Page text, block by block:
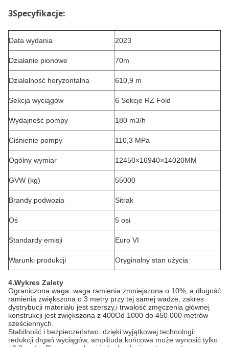
3Specyfikacje:
Data wydania 2023
Działanie pionowe 70m
Działalność horyzontalna 610,9 m
Sekcja wyciągów 6 Sekcje RZ Fold
Wydajność pompy 180 m3/h
Ciśnienie pompy 110,3 MPa
Ogólny wymiar 12450×16940×14020MM
GVW (kg) 55000
Brandy podwozia Sitrak
Oś 5 osi
Standardy emisji Euro VI
Warunki produkcji Oryginalny stan użycia
4.Wykres Zalety
Ograniczona waga: waga ramienia zmniejszona o 10%, a długość
ramienia zwiększona o 3 metry przy tej samej wadze, zakres
dystrybucji materiału jest szerszy,i trwałość zmęczenia głównej
konstrukcji jest zwiększona z 400Od 1000 do 450 000 metrów
sześciennych.
Stabilność i bezpieczeństwo: dzięki wyjątkowej technologii
redukcji drgań wyciągów, amplituda końcowa może wynosić tylko